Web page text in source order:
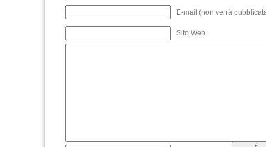
E-mail (non verrà
Sito Web